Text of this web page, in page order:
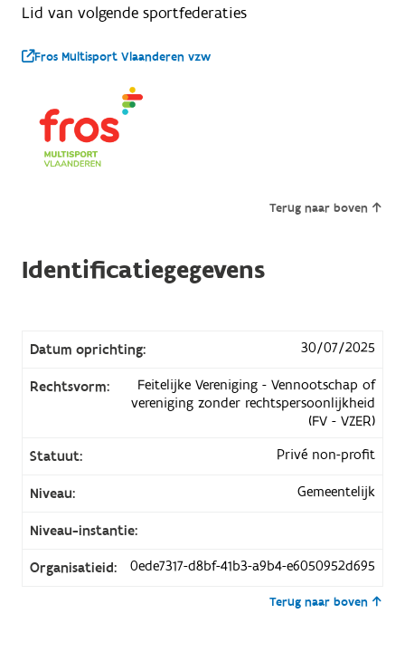
Lid van volgende sportfederaties
Fros Multisport Vlaanderen vzw
Terug naar boven
Identificatiegegevens
Datum oprichting: 30/07/2025
Rechtsvorm:
Feitelijke Vereniging - Vennootschap of
vereniging zonder rechtspersoonlijkheid
(FV - VZER)
Statuut:
Privé non-profit
Niveau: Gemeentelijk
Niveau-instantie:
Organisatieid: 0ede7317-d8bf-41b3-a9b4-e6050952d695
Terug naar boven